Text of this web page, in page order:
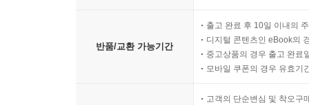
반품/교환 가능기간
출고 완료 후 10일 이내의
디지털 콘텐츠인 eBook의
중고상품의 경우 출고 완료
모바일 쿠폰의 경우 유효기
고객의 단순변심 및 착오구